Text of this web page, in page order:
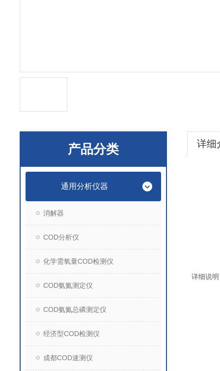
产品分类
通用分析仪器
消解器
COD分析仪
化学需氧量COD检测仪
COD氨氮测定仪
COD氨氮总磷测定仪
经济型COD检测仪
成都COD速测仪
详细
详细说